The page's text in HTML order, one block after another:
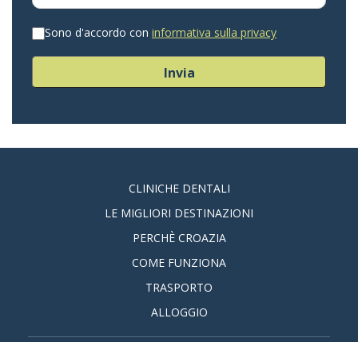
Sono d'accordo con informativa sulla privacy
Invia
CLINICHE DENTALI
LE MIGLIORI DESTINAZIONI
PERCHÈ CROAZIA
COME FUNZIONA
TRASPORTO
ALLOGGIO